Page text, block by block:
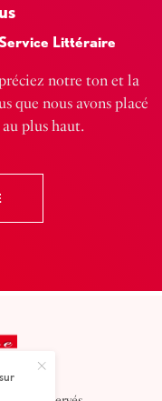
Littéraire
notre ton et la
que nous avons placé
plus haut.